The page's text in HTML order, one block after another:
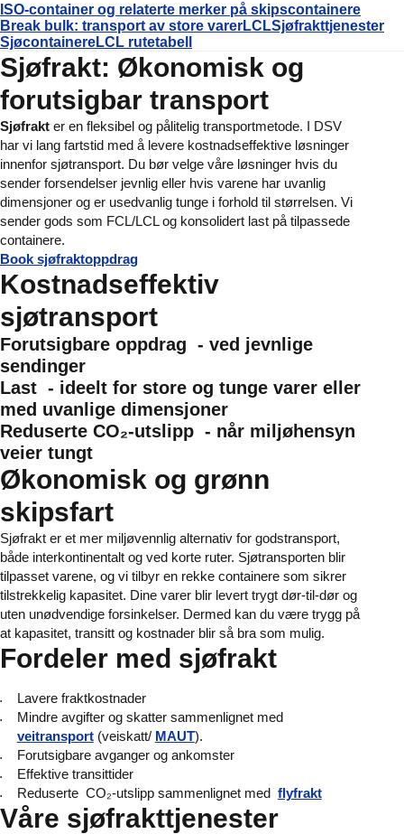
ISO-container og relaterte merker på skipscontainere
Break bulk: transport av store varerLCLSjøfrakttjenester
SjøcontainereLCL rutetabell
Sjøfrakt: Økonomisk og
forutsigbar transport
Sjøfrakt er en fleksibel og pålitelig transportmetode. I DSV
har vi lang fartstid med å levere kostnadseffektive løsninger
innenfor sjøtransport. Du bør velge våre løsninger hvis du
sender forsendelser jevnlig eller hvis varene har uvanlig
dimensjoner og er usedvanlig tunge i forhold til størrelsen. Vi
sender gods som FCL/LCL og konsolidert last på tilpassede
containere.
Book sjøfraktoppdrag
Kostnadseffektiv
sjøtransport
Forutsigbare oppdrag - ved jevnlige
sendinger
Last - ideelt for store og tunge varer eller
med uvanlige dimensjoner
Reduserte CO₂-utslipp - når miljøhensyn
veier tungt
Økonomisk og grønn
skipsfart
Sjøfrakt er et mer miljøvennlig alternativ for godstransport,
både interkontinentalt og ved korte ruter. Sjøtransporten blir
tilpasset varene, og vi tilbyr en rekke containere som sikrer
tilstrekkelig kapasitet. Dine varer blir levert trygt dør-til-dør og
uten unødvendige forsinkelser. Dermed kan du være trygg på
at kapasitet, transitt og kostnader blir så bra som mulig.
Fordeler med sjøfrakt
Lavere fraktkostnader
Mindre avgifter og skatter sammenlignet med
veitransport(veiskatt/ MAUT).
Forutsigbare avganger og ankomster
Effektive transittider
Reduserte CO₂-utslipp sammenlignet med flyfrakt
Våre sjøfrakttjenester